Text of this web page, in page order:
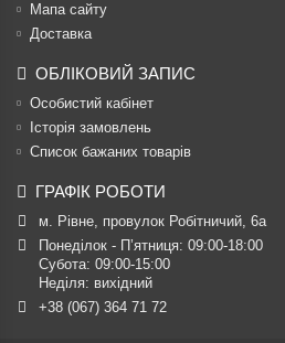
Мапа сайту
Доставка
ОБЛІКОВИЙ ЗАПИС
Особистий кабінет
Історія замовлень
Список бажаних товарів
ГРАФІК РОБОТИ
м. Рівне, провулок Робітничий, 6а
Понеділок - П’ятниця: 09:00-18:00
Субота: 09:00-15:00
Неділя: вихідний
+38 (067) 364 71 72